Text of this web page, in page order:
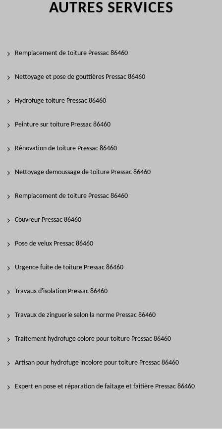
AUTRES SERVICES
Remplacement de toiture Pressac 86460
Nettoyage et pose de gouttières Pressac 86460
Hydrofuge toiture Pressac 86460
Peinture sur toiture Pressac 86460
Rénovation de toiture Pressac 86460
Nettoyage demoussage de toiture Pressac 86460
Remplacement de toiture Pressac 86460
Couvreur Pressac 86460
Pose de velux Pressac 86460
Urgence fuite de toiture Pressac 86460
Travaux d'isolation Pressac 86460
Travaux de zinguerie selon la norme Pressac 86460
Traitement hydrofuge colore pour toiture Pressac 86460
Artisan pour hydrofuge incolore pour toiture Pressac 86460
Expert en pose et réparation de faitage et faitière Pressac 86460